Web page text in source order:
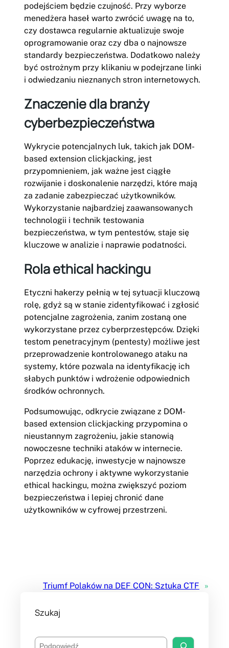
podejściem będzie czujność. Przy wyborze
menedżera haseł warto zwrócić uwagę na to,
czy dostawca regularnie aktualizuje swoje
oprogramowanie oraz czy dba o najnowsze
standardy bezpieczeństwa. Dodatkowo należy
być ostrożnym przy klikaniu w podejrzane linki
i odwiedzaniu nieznanych stron internetowych.
Znaczenie dla branży
cyberbezpieczeństwa
Wykrycie potencjalnych luk, takich jak DOM-
based extension clickjacking, jest
przypomnieniem, jak ważne jest ciągłe
rozwijanie i doskonalenie narzędzi, które mają
za zadanie zabezpieczać użytkowników.
Wykorzystanie najbardziej zaawansowanych
technologii i technik testowania
bezpieczeństwa, w tym pentestów, staje się
kluczowe w analizie i naprawie podatności.
Rola ethical hackingu
Etyczni hakerzy pełnią w tej sytuacji kluczową
rolę, gdyż są w stanie zidentyfikować i zgłosić
potencjalne zagrożenia, zanim zostaną one
wykorzystane przez cyberprzestępców. Dzięki
testom penetracyjnym (pentesty) możliwe jest
przeprowadzenie kontrolowanego ataku na
systemy, które pozwala na identyfikację ich
słabych punktów i wdrożenie odpowiednich
środków ochronnych.
Podsumowując, odkrycie związane z DOM-
based extension clickjacking przypomina o
nieustannym zagrożeniu, jakie stanowią
nowoczesne techniki ataków w internecie.
Poprzez edukację, inwestycje w najnowsze
narzędzia ochrony i aktywne wykorzystanie
ethical hackingu, można zwiększyć poziom
bezpieczeństwa i lepiej chronić dane
użytkowników w cyfrowej przestrzeni.
Triumf Polaków na DEF CON: Sztuka CTF »
Szukaj
S